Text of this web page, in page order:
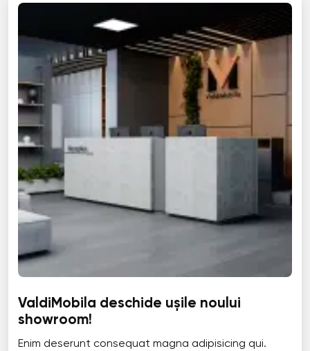
ValdiMobila deschide ușile noului
showroom!
Enim deserunt consequat magna adipisicing qui.